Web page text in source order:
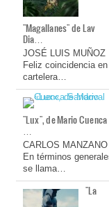
"Magallanes" de Lav
Dia…
JOSÉ LUIS MUÑOZ
Feliz coincidencia en
cartelera…
"Lux", de Mario Cuenca
…
CARLOS MANZANO
En términos
se llama…
"La